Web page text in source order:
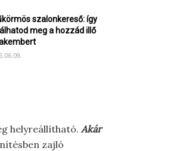
szalonkereső: így
meg a hozzád illő
helyreállítható. Akár
zajló